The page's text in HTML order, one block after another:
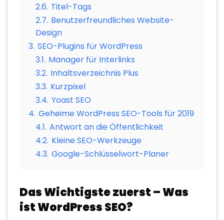
2.6. Titel-Tags
2.7. Benutzerfreundliches Website-
Design
3. SEO-Plugins für WordPress
3.1. Manager für Interlinks
3.2. Inhaltsverzeichnis Plus
3.3. Kurzpixel
3.4. Yoast SEO
4. Geheime WordPress SEO-Tools für 2019
4.1. Antwort an die Öffentlichkeit
4.2. Kleine SEO-Werkzeuge
4.3. Google-Schlüsselwort-Planer
Das Wichtigste zuerst – Was
ist WordPress SEO?